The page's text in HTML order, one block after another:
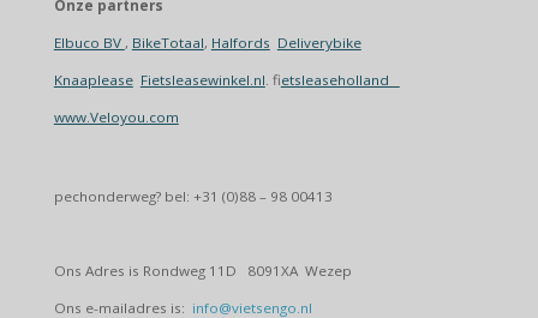
Onze partners
Elbuco BV , BikeTotaal, Halfords Deliverybike
Knaaplease Fietsleasewinkel.nl . fietsleaseholland
www.Veloyou.com
pechonderweg? bel: +31 (0)88 – 98 00413
Ons Adres is Rondweg 11D 8091XA Wezep
Ons e-mailadres is: info@vietsengo.nl